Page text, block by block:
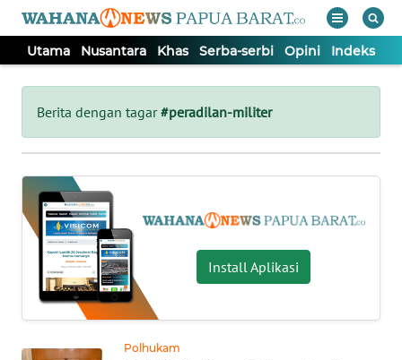
Utama Nusantara Khas Serba-serbi Opini Indeks
Berita dengan tagar#peradilan-militer
Install Aplikasi
Polhukam
Tutup
UTAMA
NUSANTARA
KHAS
SERBA-
SERBI